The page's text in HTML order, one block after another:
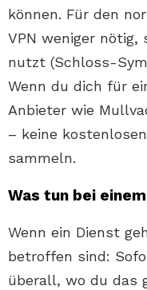
können. Für den
VPN weniger nötig,
nutzt (Schloss-
Wenn du dich für
Anbieter wie
– keine
sammeln.
Was tun bei
Wenn ein Dienst
betroffen sind:
überall, wo du das